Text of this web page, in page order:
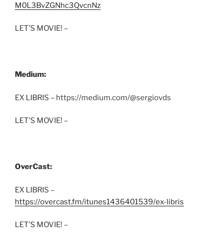
M0L3BvZGNhc3QvcnNz
LET’S MOVIE! –
Medium:
EX LIBRIS – https://medium.com/@sergiovds
LET’S MOVIE! –
OverCast:
EX LIBRIS –
https://overcast.fm/itunes1436401539/ex-libris
LET’S MOVIE! –